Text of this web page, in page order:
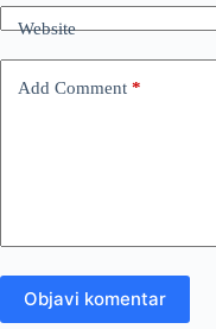
Website
Add Comment *
Objavi komentar